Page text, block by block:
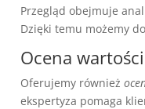
Przegląd obejmuje
Dzięki temu możemy
Ocena
Oferujemy również
ekspertyza pomaga